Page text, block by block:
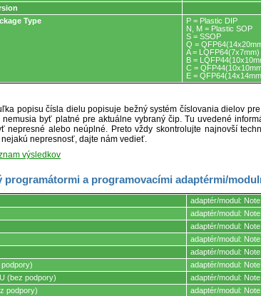
Type
P = Plastic DIP
N, M = Plastic SOP
S = SSOP
Q =
A = LQFP64(7x7mm)
B =
C =
E =
popisu čísla dielu popisuje bežný systém číslovania dielov
nemusia byť platné pre aktuálne vybraný čip. Tu uvedené
nepresné alebo neúplné. Preto vždy skontrolujte najnovší
nepresnosť, dajte nám vedieť.
výsledkov
programátormi a programovacími adaptérmi/
adaptér/modul:
adaptér/modul:
adaptér/modul:
adaptér/modul:
adaptér/modul:
adaptér/modul:
(bez podpory)
adaptér/modul:
podpory)
adaptér/modul: